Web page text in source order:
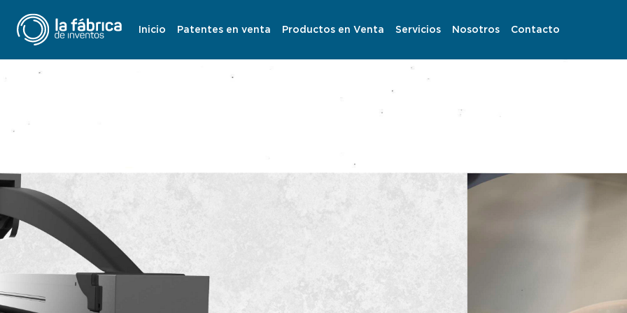
Inicio Patentes en venta Productos en Venta Servicios Nosotros Contacto